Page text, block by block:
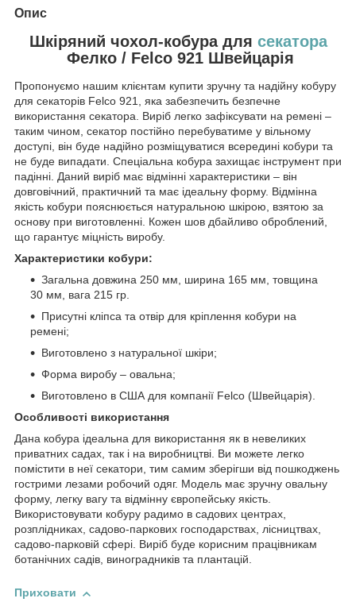
Опис
Шкіряний чохол-кобура для секатора
Фелко / Felco 921 Швейцарія
Пропонуємо нашим клієнтам купити зручну та надійну кобуру
для секаторів Felco 921, яка забезпечить безпечне
використання секатора. Виріб легко зафіксувати на ремені –
таким чином, секатор постійно перебуватиме у вільному
доступі, він буде надійно розміщуватися всередині кобури та
не буде випадати. Спеціальна кобура захищає інструмент при
падінні. Даний виріб має відмінні характеристики – він
довговічний, практичний та має ідеальну форму. Відмінна
якість кобури пояснюється натуральною шкірою, взятою за
основу при виготовленні. Кожен шов дбайливо оброблений,
що гарантує міцність виробу.
Характеристики кобури:
Загальна довжина 250 мм, ширина 165 мм, товщина
30 мм, вага 215 гр.
Присутні кліпса та отвір для кріплення кобури на
ремені;
Виготовлено з натуральної шкіри;
Форма виробу – овальна;
Виготовлено в США для компанії Felco (Швейцарія).
Особливості використання
Дана кобура ідеальна для використання як в невеликих
приватних садах, так і на виробництві. Ви можете легко
помістити в неї секатори, тим самим зберігши від пошкоджень
гострими лезами робочий одяг. Модель має зручну овальну
форму, легку вагу та відмінну європейську якість.
Використовувати кобуру радимо в садових центрах,
розплідниках, садово-паркових господарствах, лісництвах,
садово-парковій сфері. Виріб буде корисним працівникам
ботанічних садів, виноградників та плантацій.
Приховати